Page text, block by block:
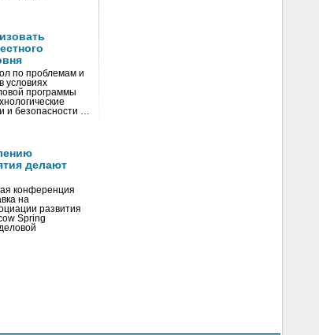
по проблемам и
условиях
программы
и безопасности …
делают
конференция
на
развития
Spring